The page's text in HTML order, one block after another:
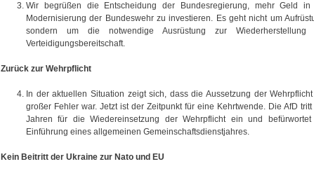
Wir begrüßen die Entscheidung der Bundesregierung, mehr Geld in
Modernisierung der Bundeswehr zu investieren. Es geht nicht um
sondern um die notwendige Ausrüstung zur Wiederherstellung
Verteidigungsbereitschaft.
Zurück zur Wehrpflicht
In der aktuellen Situation zeigt sich, dass die Aussetzung der
großer Fehler war. Jetzt ist der Zeitpunkt für eine Kehrtwende. Die AfD tritt
Jahren für die Wiedereinsetzung der Wehrpflicht ein und befürwortet
Einführung eines allgemeinen Gemeinschaftsdienstjahres.
Kein Beitritt der Ukraine zur Nato und EU